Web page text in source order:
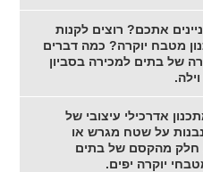
אתכם? רוצים לקנות
מטבח יוקרה? כמה דברים
של בתים למכירה בסביון
אדרכילי עיצובי של
נבנות על שטח מגרש או
חלק מהקסם של בתים
יוקרה יפים.